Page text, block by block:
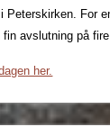
Peterskirken. For
avslutning på
her.